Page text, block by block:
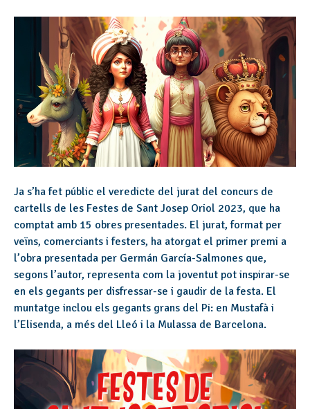
Ja s’ha fet públic el veredicte del jurat del concurs de
cartells de les Festes de Sant Josep Oriol 2023, que ha
comptat amb 15 obres presentades. El jurat, format per
veïns, comerciants i festers, ha atorgat el primer premi a
l’obra presentada per Germán García-Salmones que,
segons l’autor, representa com la joventut pot inspirar-se
en els gegants per disfressar-se i gaudir de la festa. El
muntatge inclou els gegants grans del Pi: en Mustafà i
l’Elisenda, a més del Lleó i la Mulassa de Barcelona.